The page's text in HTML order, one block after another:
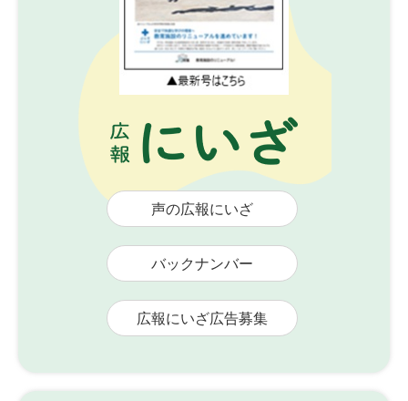
声の広報にいざ
バックナンバー
広報にいざ広告募集